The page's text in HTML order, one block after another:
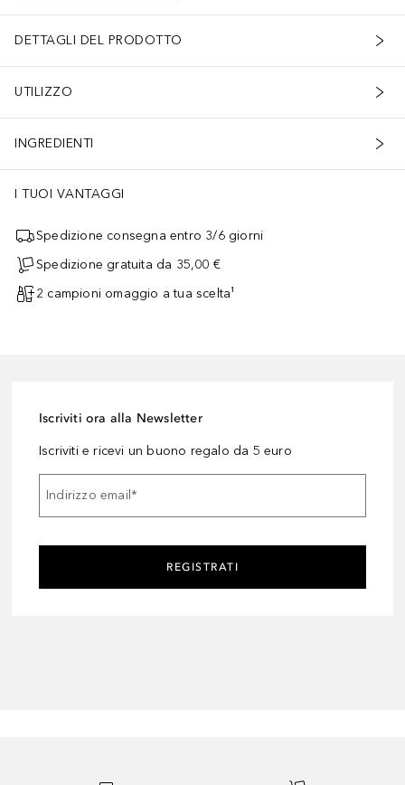
DETTAGLI DEL PRODOTTO
UTILIZZO
INGREDIENTI
I TUOI VANTAGGI
Spedizione consegna entro 3/6 giorni
Spedizione gratuita da 35,00 €
2 campioni omaggio a tua scelta¹
Iscriviti ora alla Newsletter
Iscriviti e ricevi un buono regalo da 5 euro
Indirizzo email*
REGISTRATI